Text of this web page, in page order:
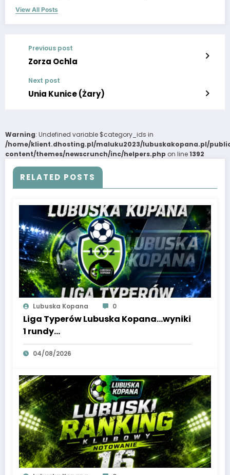
View All Posts
Previous post
Zorza Ochla
Next post
Unia Kunice (Żary)
Warning: Undefined variable $category_ids in
/home/klient.dhosting.pl/maluku2023/lubuskakopana.pl/
content/themes/newscrunch/inc/helpers.php on line1392
RELATED POSTS
Lubuska Kopana 0
Liga Typerów Lubuska Kopana…wyniki
1 rundy…
04/08/2026